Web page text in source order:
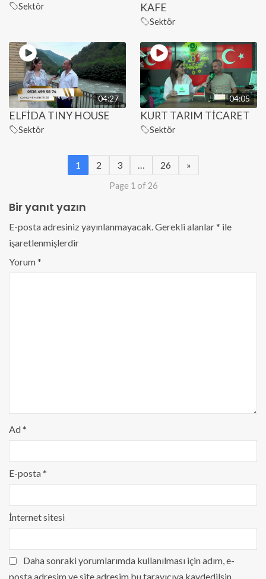
Sektör
KAFE
Sektör
04:27
ELFİDA TINY HOUSE
Sektör
04:05
KURT TARIM TİCARET
Sektör
1 2 3 26 »
Page 1 of 26
Bir yanıt yazın
E-posta adresiniz yayınlanmayacak. Gerekli alanlar* ile
işaretlenmişlerdir
Yorum*
Ad*
E-posta*
İnternet sitesi
Daha sonraki yorumlarımda kullanılması için adım, e-
posta adresim ve site adresim bu tarayıcıya kaydedilsin.